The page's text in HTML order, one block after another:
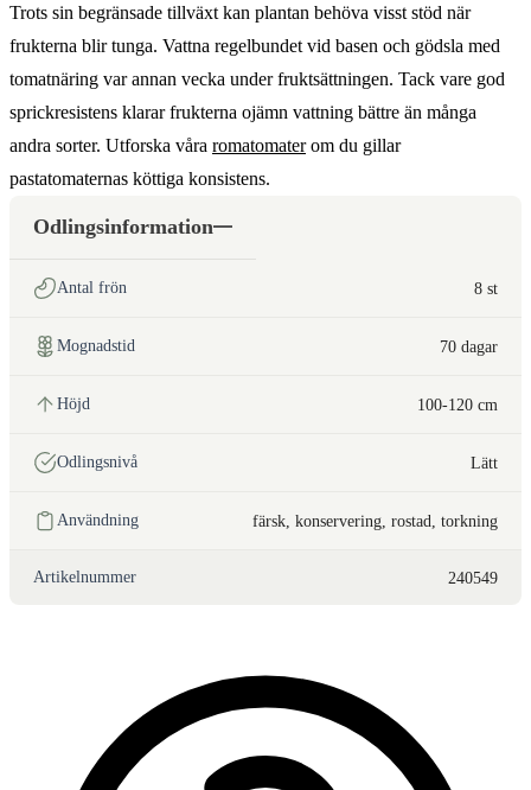
Trots sin begränsade tillväxt kan plantan behöva visst stöd när
frukterna blir tunga. Vattna regelbundet vid basen och gödsla med
tomatnäring var annan vecka under fruktsättningen. Tack vare god
sprickresistens klarar frukterna ojämn vattning bättre än många
andra sorter. Utforska våra romatomaterom du gillar
pastatomaternas köttiga konsistens.
Odlingsinformation
Antal frön 8 st
Mognadstid 70 dagar
Höjd 100-120 cm
Odlingsnivå Lätt
Användning färsk, konservering, rostad, torkning
Artikelnummer 240549